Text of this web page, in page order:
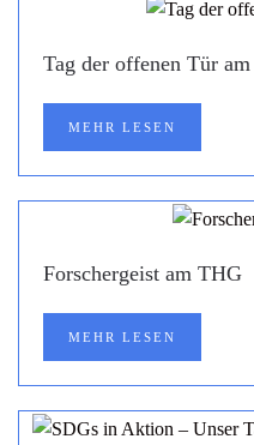
Tag der offenen Tür
MEHR LESEN
Forschergeist am THG
MEHR LESEN